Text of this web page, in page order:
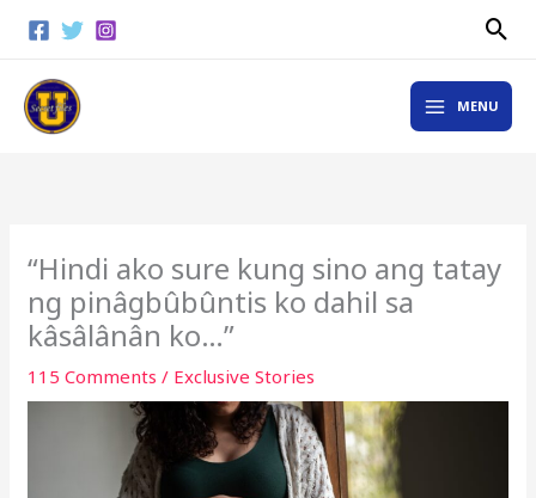
content
MAIN
MENU
MENU
“Hindi ako sure kung sino ang tatay
ng pinâgbûbûntis ko dahil sa
kâsâlânân ko…”
115 Comments / Exclusive Stories